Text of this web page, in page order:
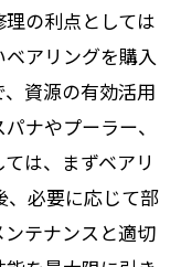
の利点としては
アリングを購入
資源の有効活用
ナやプーラー、
は、まずベアリ
、必要に応じて部
テナンスと適切